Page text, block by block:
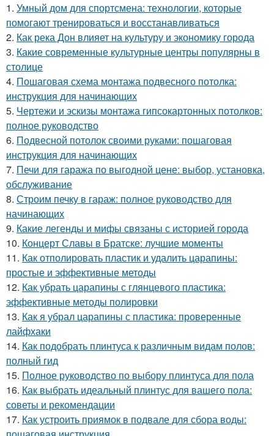
1. Умный дом для спортсмена: технологии, которые
помогают тренироваться и восстанавливаться
2. Как река Дон влияет на культуру и экономику города
3. Какие современные культурные центры популярны в
столице
4. Пошаговая схема монтажа подвесного потолка:
инструкция для начинающих
5. Чертежи и эскизы монтажа гипсокартонных потолков:
полное руководство
6. Подвесной потолок своими руками: пошаговая
инструкция для начинающих
7. Печи для гаража по выгодной цене: выбор, установка,
обслуживание
8. Строим печку в гараж: полное руководство для
начинающих
9. Какие легенды и мифы связаны с историей города
10. Концерт Славы в Братске: лучшие моменты
11. Как отполировать пластик и удалить царапины:
простые и эффективные методы
12. Как убрать царапины с глянцевого пластика:
эффективные методы полировки
13. Как я убрал царапины с пластика: проверенные
лайфхаки
14. Как подобрать плинтуса к различным видам полов:
полный гид
15. Полное руководство по выбору плинтуса для пола
16. Как выбрать идеальный плинтус для вашего пола:
советы и рекомендации
17. Как устроить приямок в подвале для сбора воды: